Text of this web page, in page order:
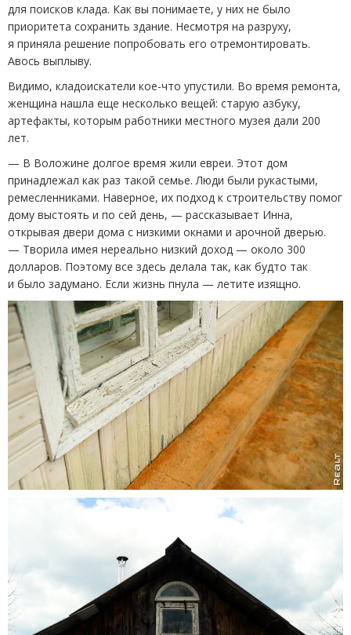
для поисков клада. Как вы понимаете, у них не было
приоритета сохранить здание. Несмотря на разруху,
я приняла решение попробовать его отремонтировать.
Авось выплыву.
Видимо, кладоискатели кое-что упустили. Во время ремонта,
женщина нашла еще несколько вещей: старую азбуку,
артефакты, которым работники местного музея дали 200
лет.
— В Воложине долгое время жили евреи. Этот дом
принадлежал как раз такой семье. Люди были рукастыми,
ремесленниками. Наверное, их подход к строительству помог
дому выстоять и по сей день, — рассказывает Инна,
открывая двери дома с низкими окнами и арочной дверью.
— Творила имея нереально низкий доход — около 300
долларов. Поэтому все здесь делала так, как будто так
и было задумано. Если жизнь пнула — летите изящно.